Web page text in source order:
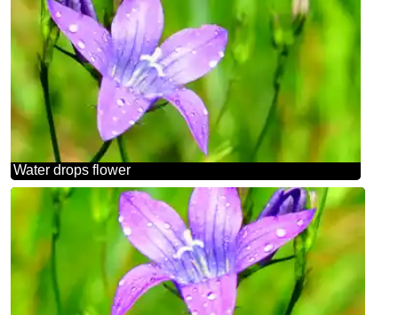
Water drops flower